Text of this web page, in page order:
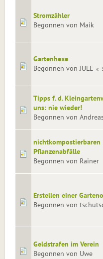
Stromzähler
Begonnen von Maik
Gartenhexe
Begonnen von JULE
Tipps f. d.
uns: nie wieder!
Begonnen von
nichtkompostierbaren
Pflanzenabfälle
Begonnen von Rainer
Erstellen einer
Begonnen von
Geldstrafen im Verein
Begonnen von Uwe